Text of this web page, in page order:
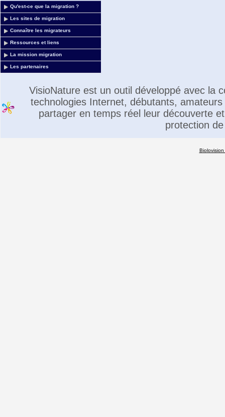
Qu'est-ce que la migration ?
Les sites de migration
Connaître les migrateurs
Ressources et liens
La mission migration
Les partenaires
VisioNature est un outil développé avec la
technologies Internet, débutants,
partager en temps réel leur découverte
protection
Biolovision